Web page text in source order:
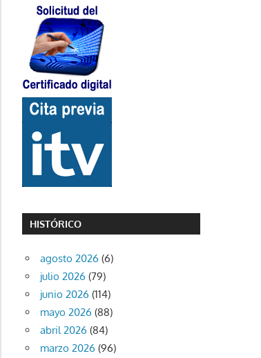
HISTÓRICO
agosto 2026 (6)
julio 2026 (79)
junio 2026 (114)
mayo 2026 (88)
abril 2026 (84)
marzo 2026 (96)